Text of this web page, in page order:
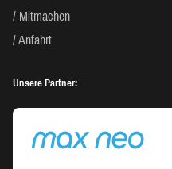
Mitmachen
Anfahrt
Unsere Partner: